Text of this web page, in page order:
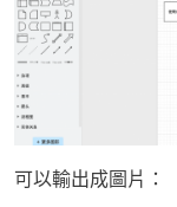
可以輸出成圖片：